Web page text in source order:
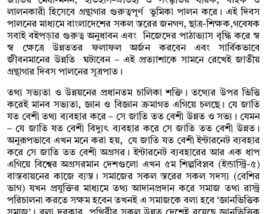
লালনকারী হিসেবে গ্রন্থাগার গুরুত্বপূর্ণ ভুমিকা পালন করে। এই দিবস
পালনের মাধ্যমে বাংলাদেশের সকল স্তরের জনগণ, ছাত্র-শিক্ষক,গবেষক
সবাই বইপড়ার গুরুত্ব অনুধাবন এবং নিজেদের পাঠাভ্যাস বৃদ্ধি করে স্ব
স্ব ক্ষেত্রে উন্নততর ফলাফল অর্জন করবেন এবং সার্বিকভাবে
জীবনমানের উন্নতি ঘটাবেন – এই প্রত্যাশাকে সামনে রেখেই জাতীয়
গ্রন্থাগার দিবস পালনের সূত্রপাত।
তথ্য সভ্যতা ও উন্নয়নের প্রধানতম চালিকা শক্তি। তথ্যের উপর ভিত্তি
করেই মানব সভ্যতা, জ্ঞান ও বিজ্ঞান ক্রমাগত এগিয়ে চলছে। যে জাতি
যত বেশী তথ্য ব্যবহার করে – সে জাতি তত বেশী উন্নত ও সভ্য। যেমন
– যে জাতি যত বেশী বিদ্যুৎ ব্যবহার করে সে জাতি তত বেশী উন্নত।
অনুরূপভাবে এখন মনে করা হয়, যে জাতি যত বেশী ইন্টারনেট ব্যবহার
করে সে জাতি তত বেশী অগ্রসর। ইন্টারনেট ব্যবহারের আর এক ধাপ
এগিয়ে বিশ্বের অগ্রসরমান দেশগুলো এখন ৫ম শিল্পবিপ্লব (ইন্ডাস্ট্রি-৫)
বাস্তবায়নের কাজে ব্যস্ত। সমাজের সকল স্তরের সকল সদস্য (বেশির
ভাগ) যখন প্রযুক্তির মাধ্যমে তথ্য আদানপ্রদান করে সমাজ তথা রাস্ট্র
পরিচালনা করতে সক্ষম হবেন তখনই এ সমাজকে বলা হবে ‘জ্ঞানভিত্তিক